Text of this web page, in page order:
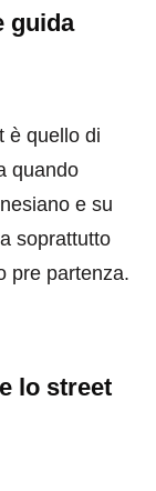
guida
è quello di
quando
e su
soprattutto
pre partenza.
lo street